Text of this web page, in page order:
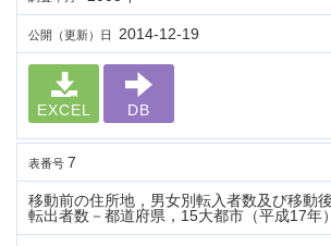
公開（更新）日 2014-12-19
EXCEL DB
表番号 7
移動前の住所地，男女別転入者数及び移動
転出者数－都道府県，15大都市（平成17年）